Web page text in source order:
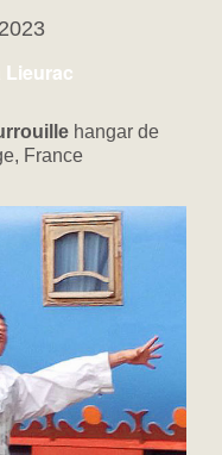
Lieurac
hangar de
France